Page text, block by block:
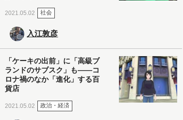
2021.05.02 社会
入江敦彦
「ケーキの出前」に「高級ブ
ランドのサブスク」も――コ
ロナ禍のなか「進化」する百
貨店
2021.05.02 政治・経済